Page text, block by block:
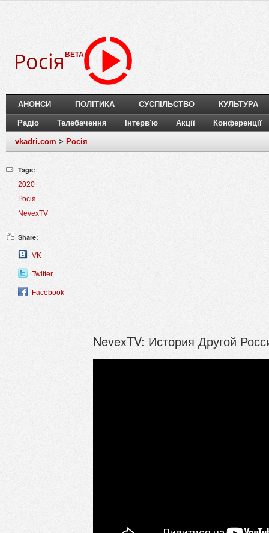
Росія BETA
АНОНСИ ПОЛІТИКА СУСПІЛЬСТВО КУЛЬТУРА
Радіо Телебачення Інтерв'ю Акції Конференції
vkadri.com > Росія
Tags:
2020
Росія
NevexTV
Share:
VK
Twitter
Facebook
NevexTV: История Другой